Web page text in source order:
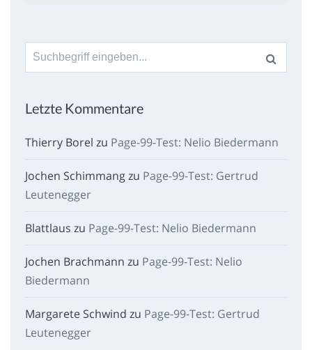
Suche
nach:
Letzte Kommentare
Thierry Borel zu Page-99-Test: Nelio Biedermann
Jochen Schimmangzu Page-99-Test: Gertrud
Leutenegger
Blattlaus zu Page-99-Test: Nelio Biedermann
Jochen Brachmann zu Page-99-Test: Nelio
Biedermann
Margarete Schwind zu Page-99-Test: Gertrud
Leutenegger